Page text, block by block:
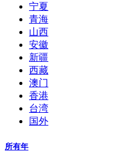
宁夏
青海
山西
安徽
新疆
西藏
澳门
香港
台湾
国外
所有年